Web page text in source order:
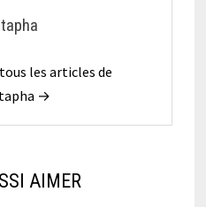
les articles de
→
AIMER